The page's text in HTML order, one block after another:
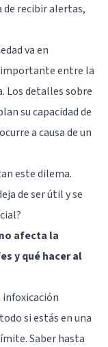
de recibir alertas,
va en
entre la
Los detalles sobre
su capacidad de
a causa de un
este dilema.
de ser útil y se
afecta la
y qué hacer al
infoxicación
si estás en una
Saber hasta